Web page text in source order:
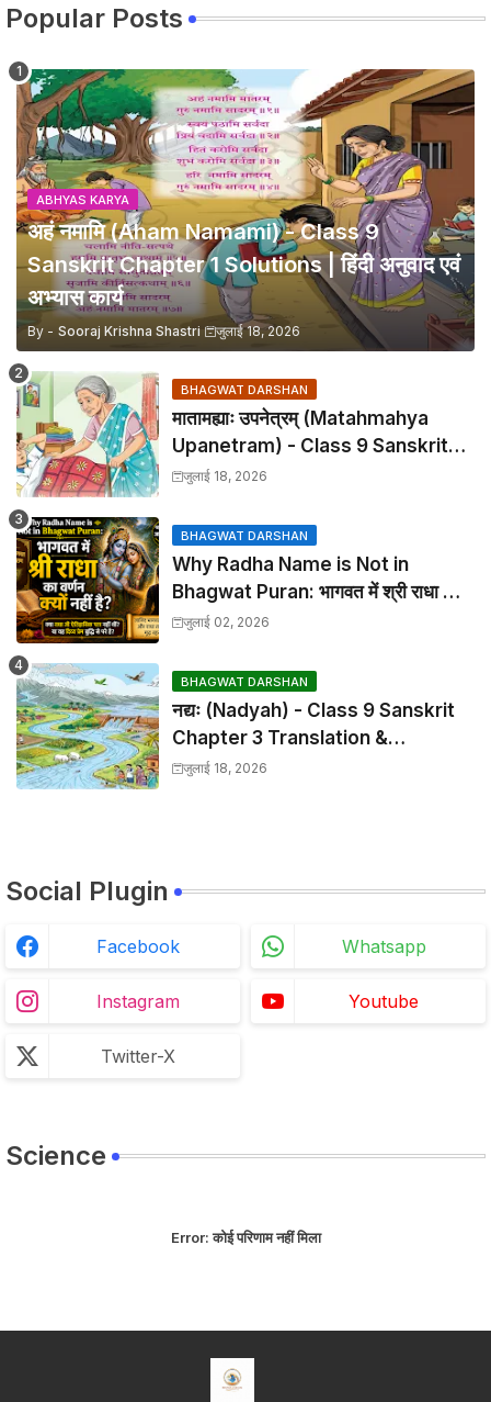
Popular Posts
ABHYAS KARYA
अहं नमामि (Aham Namami) - Class 9
Sanskrit Chapter 1 Solutions | हिंदी अनुवाद एवं
अभ्यास कार्य
By - Sooraj Krishna Shastri जुलाई 18, 2026
BHAGWAT DARSHAN
मातामह्याः उपनेत्रम् (Matahmahya
Upanetram) - Class 9 Sanskrit
Chapter 2 Translation &
जुलाई 18, 2026
BHAGWAT DARSHAN
Why Radha Name is Not in
Bhagwat Puran: भागवत में श्री राधा का
वर्णन क्यों नहीं है?
जुलाई 02, 2026
BHAGWAT DARSHAN
नद्यः (Nadyah) - Class 9 Sanskrit
Chapter 3 Translation &
Solutions
जुलाई 18, 2026
Social Plugin
Facebook Whatsapp
Instagram Youtube
Twitter-X
Science
Error:कोई परिणाम नहीं मिला